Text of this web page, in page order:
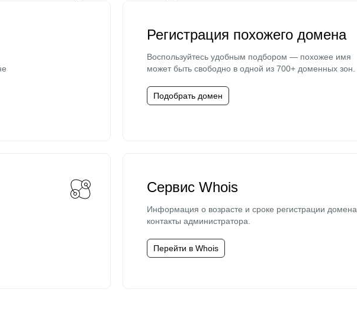
Регистрация похожего домена
Воспользуйтесь удобным подбором — похожее имя
может быть свободно в одной из 700+ доменных зон.
Подобрать домен
Сервис Whois
Информация о возрасте и сроке регистрации домена,
контакты администратора.
Перейти в Whois